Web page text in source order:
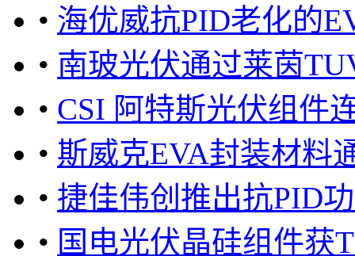
• 海优威抗PID老化的
• 南玻光伏通过莱茵
• CSI 阿特斯光伏组件
• 斯威克EVA封装材料
• 捷佳伟创推出抗PID
• 国电光伏晶硅组件获